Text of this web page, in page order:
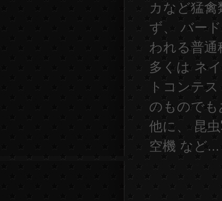
カなど猛禽
ず、 バー
われる普通
多くは ネ
トコンテ
のもので
他に、 昆
空機 など...